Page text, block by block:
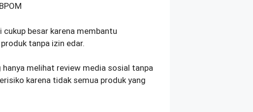
besar karena membantu
tanpa izin edar.
melihat review media sosial tanpa
karena tidak semua produk yang